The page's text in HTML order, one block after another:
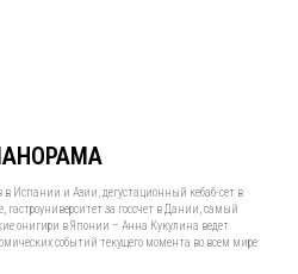
Испании и Азии, дегустационный кебаб-сет в
гастроуниверситет за госсчет в Дании, самый
онигири в Японии – Анна Кукулина ведет
событий текущего момента во всем мире